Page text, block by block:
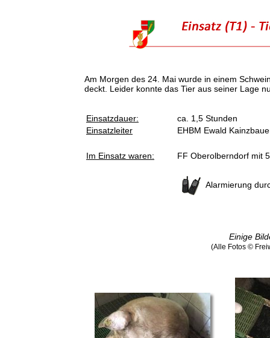
Am Morgen des 24. Mai wurde in einem
deckt. Leider konnte das Tier aus seiner Lage
Einsatzdauer:
ca. 1,5 Stunden
Einsatzleiter
EHBM Ewald
Im Einsatz waren: FF Oberolberndorf mit
Alarmierung
Einige
(Alle Fotos ©